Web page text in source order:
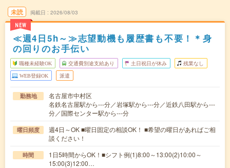
未読
NEW
掲載日 2026/08/03
≪週4日5h～≫志望動機も履歴書も不要！＊身
の回りのお手伝い
職種未経験OK 交通費別途支給あり 土日祝日が休み 残業なし
WEB登録OK 派遣
勤務地
名古屋市中村区
名鉄名古屋駅から---分／岩塚駅から---分／近鉄八田駅から---
分／国際センター駅から---分
曜日頻度
週4日～OK ■曜日固定の相談OK！ ■希望の曜日があればご相
談ください！
時間
1日5時間からOK！■シフト例(1)8:00～13:00(2)10:00～
15:00(3)12:00…